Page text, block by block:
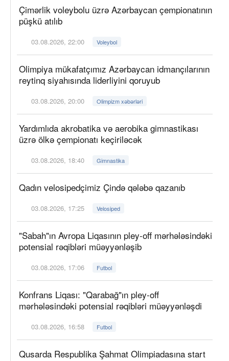
Çimərlik voleybolu üzrə Azərbaycan çempionatının
püşkü atılıb
03.08.2026, 22:00 Voleybol
Olimpiya mükafatçımız Azərbaycan idmançılarının
reytinq siyahısında liderliyini qoruyub
03.08.2026, 20:00 Olimpizm xəbərləri
Yardımlıda akrobatika və aerobika gimnastikası
üzrə ölkə çempionatı keçiriləcək
03.08.2026, 18:40 Gimnastika
Qadın velosipedçimiz Çində qələbə qazanıb
03.08.2026, 17:25 Velosiped
"Sabah"ın Avropa Liqasının pley-off mərhələsindəki
potensial rəqibləri müəyyənləşib
03.08.2026, 17:06 Futbol
Konfrans Liqası: "Qarabağ"ın pley-off
mərhələsindəki potensial rəqibləri müəyyənləşdi
03.08.2026, 16:58 Futbol
Qusarda Respublika Şahmat Olimpiadasına start